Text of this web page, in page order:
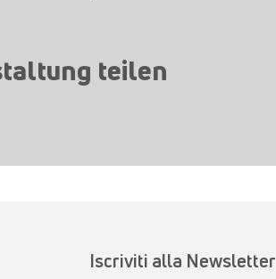
teilen
Iscriviti alla Newsletter